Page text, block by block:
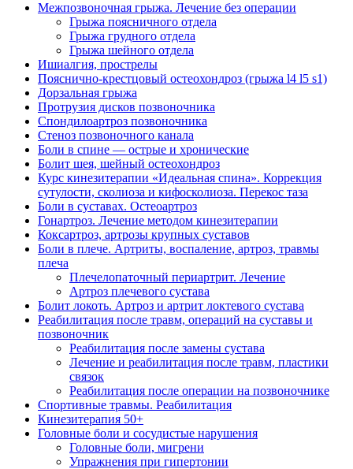
Межпозвоночная грыжа. Лечение без операции
Грыжа поясничного отдела
Грыжа грудного отдела
Грыжа шейного отдела
Ишиалгия, прострелы
Пояснично-крестцовый остеохондроз (грыжа l4 l5 s1)
Дорзальная грыжа
Протрузия дисков позвоночника
Спондилоартроз позвоночника
Стеноз позвоночного канала
Боли в спине — острые и хронические
Болит шея, шейный остеохондроз
Курс кинезитерапии «Идеальная спина». Коррекция
сутулости, сколиоза и кифосколиоза. Перекос таза
Боли в суставах. Остеоартроз
Гонартроз. Лечение методом кинезитерапии
Коксартроз, артрозы крупных суставов
Боли в плече. Артриты, воспаление, артроз, травмы
плеча
Плечелопаточный периартрит. Лечение
Артроз плечевого сустава
Болит локоть. Артроз и артрит локтевого сустава
Реабилитация после травм, операций на суставы и
позвоночник
Реабилитация после замены сустава
Лечение и реабилитация после травм, пластики
связок
Реабилитация после операции на позвоночнике
Спортивные травмы. Реабилитация
Кинезитерапия 50+
Головные боли и сосудистые нарушения
Головные боли, мигрени
Упражнения при гипертонии